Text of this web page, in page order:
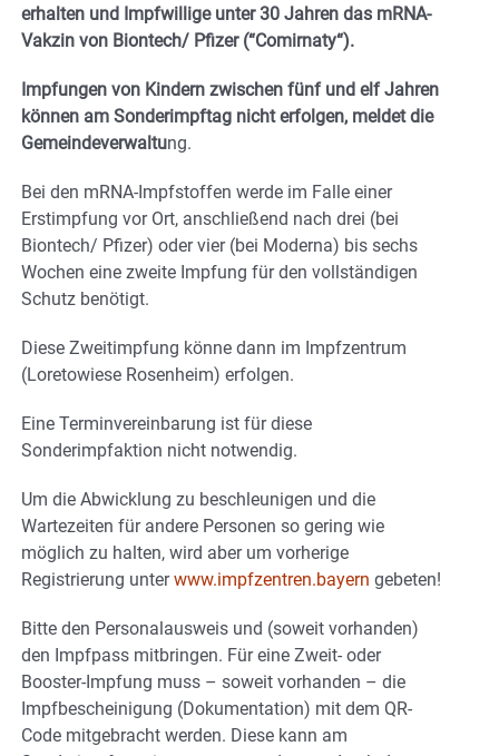
erhalten und Impfwillige unter 30 Jahren das mRNA-
Vakzin von Biontech/ Pfizer (“Comirnaty“).
Impfungen von Kindern zwischen fünf und elf Jahren
können am Sonderimpftag nicht erfolgen, meldet die
Gemeindeverwaltung.
Bei den mRNA-Impfstoffen werde im Falle einer
Erstimpfung vor Ort, anschließend nach drei (bei
Biontech/ Pfizer) oder vier (bei Moderna) bis sechs
Wochen eine zweite Impfung für den vollständigen
Schutz benötigt.
Diese Zweitimpfung könne dann im Impfzentrum
(Loretowiese Rosenheim) erfolgen.
Eine Terminvereinbarung ist für diese
Sonderimpfaktion nicht notwendig.
Um die Abwicklung zu beschleunigen und die
Wartezeiten für andere Personen so gering wie
möglich zu halten, wird aber um vorherige
Registrierung unterwww.impfzentren.bayern gebeten!
Bitte den Personalausweis und (soweit vorhanden)
den Impfpass mitbringen. Für eine Zweit- oder
Booster-Impfung muss – soweit vorhanden – die
Impfbescheinigung (Dokumentation) mit dem QR-
Code mitgebracht werden. Diese kann am